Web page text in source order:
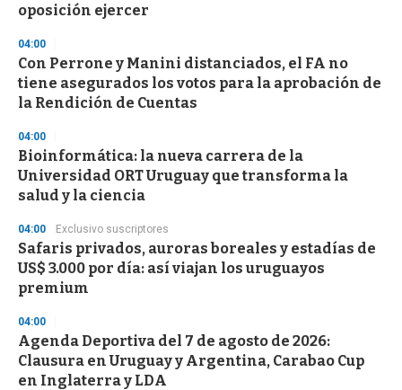
oposición ejercer
04:00
Con Perrone y Manini distanciados, el FA no
tiene asegurados los votos para la aprobación de
la Rendición de Cuentas
04:00
Bioinformática: la nueva carrera de la
Universidad ORT Uruguay que transforma la
salud y la ciencia
04:00 Exclusivo suscriptores
Safaris privados, auroras boreales y estadías de
US$ 3.000 por día: así viajan los uruguayos
premium
04:00
Agenda Deportiva del 7 de agosto de 2026:
Clausura en Uruguay y Argentina, Carabao Cup
en Inglaterra y LDA